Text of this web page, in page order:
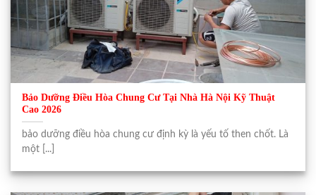
Bảo Dưỡng Điều Hòa Chung Cư Tại Nhà Hà Nội Kỹ Thuật
Cao 2026
bảo dưỡng điều hòa chung cư định kỳ là yếu tố then chốt. Là
một [...]